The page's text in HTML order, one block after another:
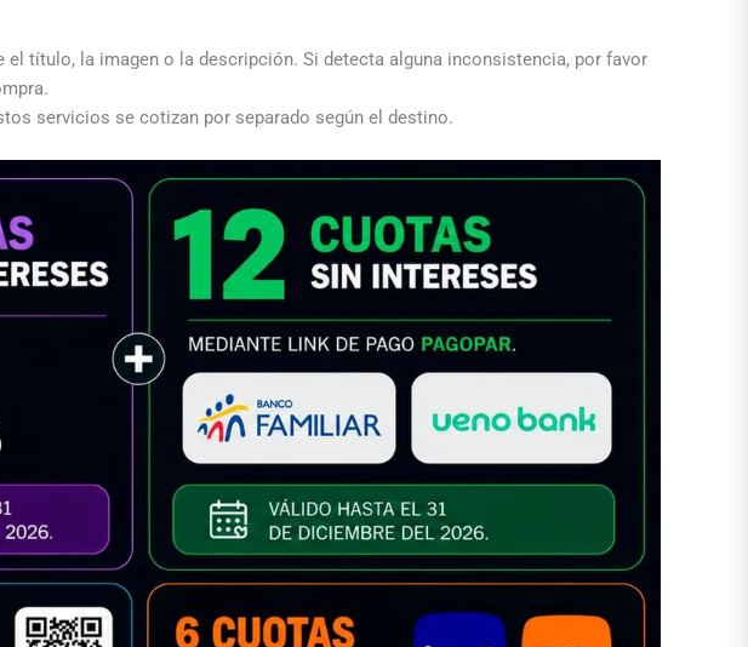
título, la imagen o la descripción. Si detecta alguna inconsistencia, por favor
servicios se cotizan por separado según el destino.